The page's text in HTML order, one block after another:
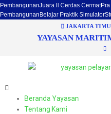
PembangunanJuara II Cerdas Cermat
Pembangunan Belajar Praktik Simulator
JAKARTA
YAYASAN
Beranda Yayasan
Tentang Kami